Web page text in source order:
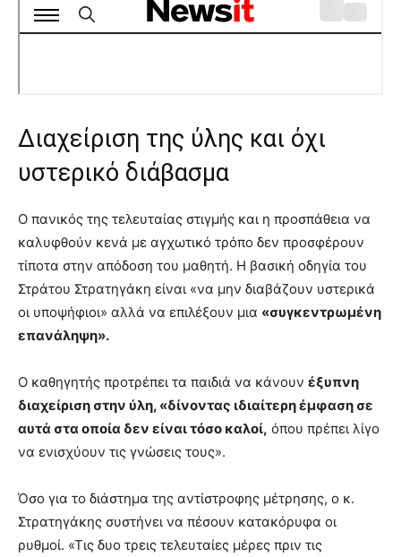
Διαχείριση της ύλης και όχι
υστερικό διάβασμα
Ο πανικός της τελευταίας στιγμής και η προσπάθεια να
καλυφθούν κενά με αγχωτικό τρόπο δεν προσφέρουν
τίποτα στην απόδοση του μαθητή. Η βασική οδηγία του
Στράτου Στρατηγάκη είναι «να μην διαβάζουν υστερικά
οι υποψήφιοι» αλλά να επιλέξουν μια «συγκεντρωμένη
επανάληψη».
Ο καθηγητής προτρέπει τα παιδιά να κάνουν έξυπνη
διαχείριση στην ύλη, «δίνοντας ιδιαίτερη έμφαση σε
αυτά στα οποία δεν είναι τόσο καλοί, όπου πρέπει λίγο
να ενισχύουν τις γνώσεις τους».
Όσο για το διάστημα της αντίστροφης μέτρησης, ο κ.
Στρατηγάκης συστήνει να πέσουν κατακόρυφα οι
ρυθμοί. «Τις δυο τρεις τελευταίες μέρες πριν τις